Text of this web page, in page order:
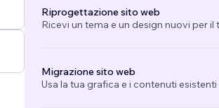
Riprogettazione sito web
Ricevi un tema e un design nuovi per il
Migrazione sito web
Usa la tua grafica e i contenuti